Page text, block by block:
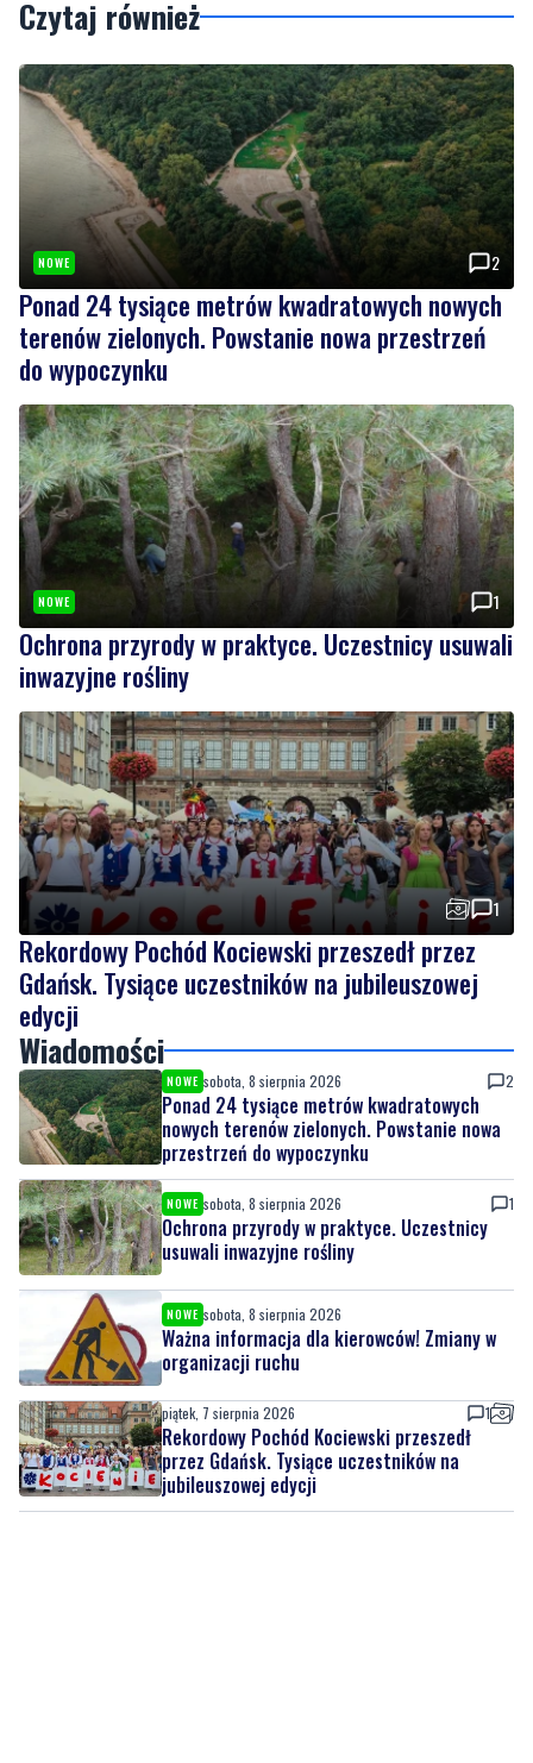
Czytaj również
NOWE 2
Ponad 24 tysiące metrów kwadratowych nowych
terenów zielonych. Powstanie nowa przestrzeń
do wypoczynku
NOWE 1
Ochrona przyrody w praktyce. Uczestnicy usuwali
inwazyjne rośliny
1
Rekordowy Pochód Kociewski przeszedł przez
Gdańsk. Tysiące uczestników na jubileuszowej
edycji
Wiadomości
NOWE sobota, 8 sierpnia 2026 2
Ponad 24 tysiące metrów kwadratowych
nowych terenów zielonych. Powstanie nowa
przestrzeń do wypoczynku
NOWE sobota, 8 sierpnia 2026 1
Ochrona przyrody w praktyce. Uczestnicy
usuwali inwazyjne rośliny
NOWE sobota, 8 sierpnia 2026
Ważna informacja dla kierowców! Zmiany w
organizacji ruchu
piątek, 7 sierpnia 2026 1
Rekordowy Pochód Kociewski przeszedł
przez Gdańsk. Tysiące uczestników na
jubileuszowej edycji